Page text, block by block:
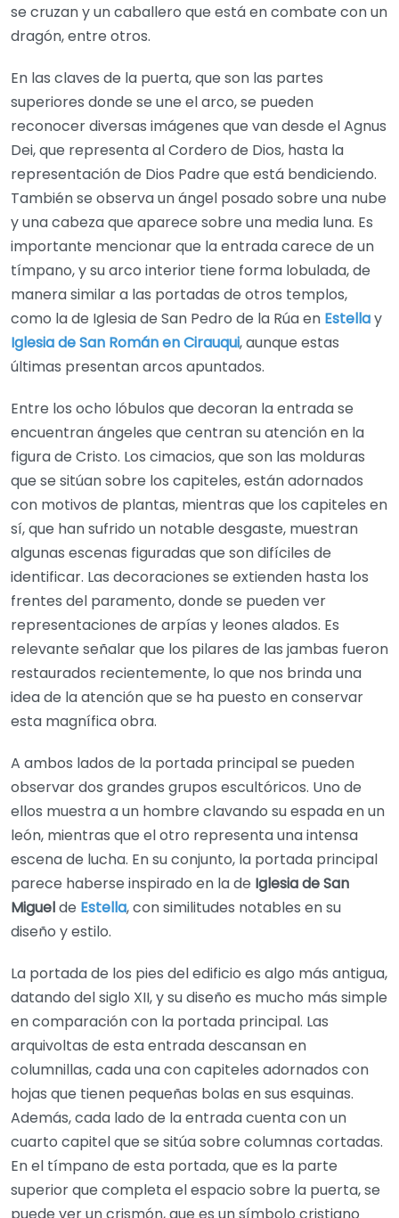
se cruzan y un caballero que está en combate con un
dragón, entre otros.
En las claves de la puerta, que son las partes
superiores donde se une el arco, se pueden
reconocer diversas imágenes que van desde el Agnus
Dei, que representa al Cordero de Dios, hasta la
representación de Dios Padre que está bendiciendo.
También se observa un ángel posado sobre una nube
y una cabeza que aparece sobre una media luna. Es
importante mencionar que la entrada carece de un
tímpano, y su arco interior tiene forma lobulada, de
manera similar a las portadas de otros templos,
como la de Iglesia de San Pedro de la Rúa en Estellay
Iglesia de San Román en Cirauqui, aunque estas
últimas presentan arcos apuntados.
Entre los ocho lóbulos que decoran la entrada se
encuentran ángeles que centran su atención en la
figura de Cristo. Los cimacios, que son las molduras
que se sitúan sobre los capiteles, están adornados
con motivos de plantas, mientras que los capiteles en
sí, que han sufrido un notable desgaste, muestran
algunas escenas figuradas que son difíciles de
identificar. Las decoraciones se extienden hasta los
frentes del paramento, donde se pueden ver
representaciones de arpías y leones alados. Es
relevante señalar que los pilares de las jambas fueron
restaurados recientemente, lo que nos brinda una
idea de la atención que se ha puesto en conservar
esta magnífica obra.
A ambos lados de la portada principal se pueden
observar dos grandes grupos escultóricos. Uno de
ellos muestra a un hombre clavando su espada en un
león, mientras que el otro representa una intensa
escena de lucha. En su conjunto, la portada principal
parece haberse inspirado en la de Iglesia de San
Miguelde Estella, con similitudes notables en su
diseño y estilo.
La portada de los pies del edificio es algo más antigua,
datando del siglo XII, y su diseño es mucho más simple
en comparación con la portada principal. Las
arquivoltas de esta entrada descansan en
columnillas, cada una con capiteles adornados con
hojas que tienen pequeñas bolas en sus esquinas.
Además, cada lado de la entrada cuenta con un
cuarto capitel que se sitúa sobre columnas cortadas.
En el tímpano de esta portada, que es la parte
superior que completa el espacio sobre la puerta, se